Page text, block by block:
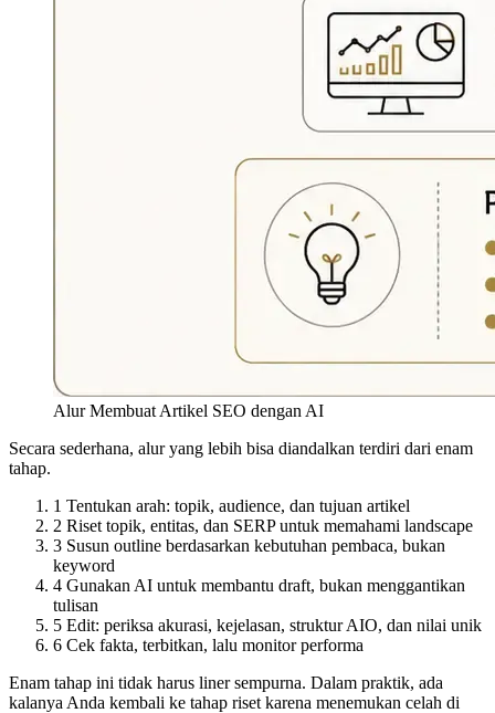
Alur Membuat Artikel SEO dengan AI
Secara sederhana, alur yang lebih bisa diandalkan terdiri dari enam
tahap.
1 Tentukan arah: topik, audience, dan tujuan artikel
2 Riset topik, entitas, dan SERP untuk memahami landscape
3 Susun outline berdasarkan kebutuhan pembaca, bukan
keyword
4 Gunakan AI untuk membantu draft, bukan menggantikan
tulisan
5 Edit: periksa akurasi, kejelasan, struktur AIO, dan nilai unik
6 Cek fakta, terbitkan, lalu monitor performa
Enam tahap ini tidak harus liner sempurna. Dalam praktik, ada
kalanya Anda kembali ke tahap riset karena menemukan celah di